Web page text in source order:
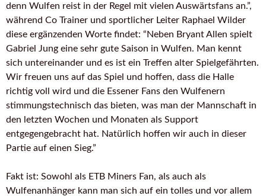
denn Wulfen reist in der Regel mit vielen Auswärtsfans an.”,
während Co Trainer und sportlicher Leiter Raphael Wilder
diese ergänzenden Worte findet: “Neben Bryant Allen spielt
Gabriel Jung eine sehr gute Saison in Wulfen. Man kennt
sich untereinander und es ist ein Treffen alter Spielgefährten.
Wir freuen uns auf das Spiel und hoffen, dass die Halle
richtig voll wird und die Essener Fans den Wulfenern
stimmungstechnisch das bieten, was man der Mannschaft in
den letzten Wochen und Monaten als Support
entgegengebracht hat. Natürlich hoffen wir auch in dieser
Partie auf einen Sieg.”
Fakt ist: Sowohl als ETB Miners Fan, als auch als
Wulfenanhänger kann man sich auf ein tolles und vor allem